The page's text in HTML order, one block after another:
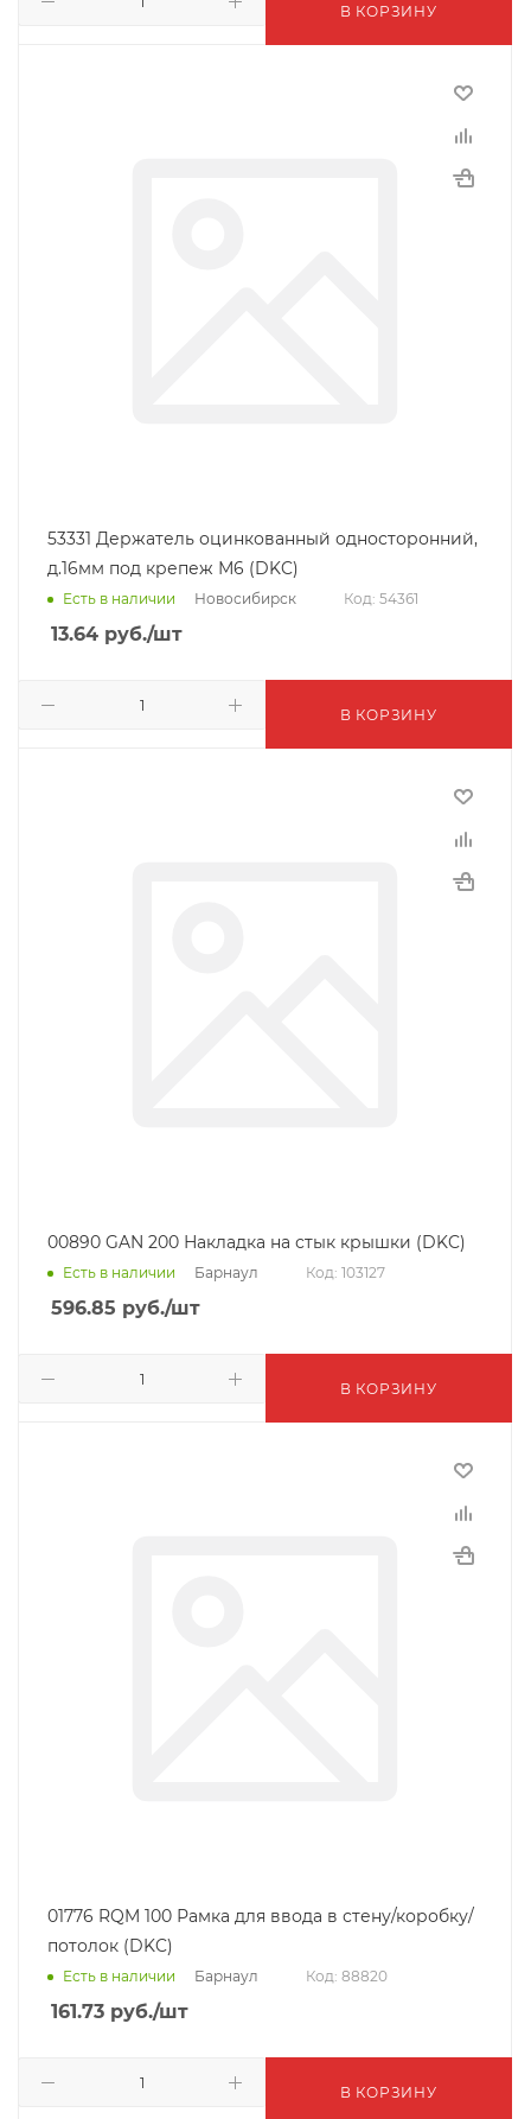
В КОРЗИНУ
53331 Держатель оцинкованный односторонний,
д.16мм под крепеж М6 (DKC)
Есть в наличии Новосибирск Код: 54361
13.64 руб./шт
В КОРЗИНУ
00890 GAN 200 Накладка на стык крышки (DKC)
Есть в наличии Барнаул Код: 103127
596.85 руб./шт
В КОРЗИНУ
01776 RQM 100 Рамка для ввода в стену/коробку/
потолок (DKC)
Есть в наличии Барнаул Код: 88820
161.73 руб./шт
В КОРЗИНУ